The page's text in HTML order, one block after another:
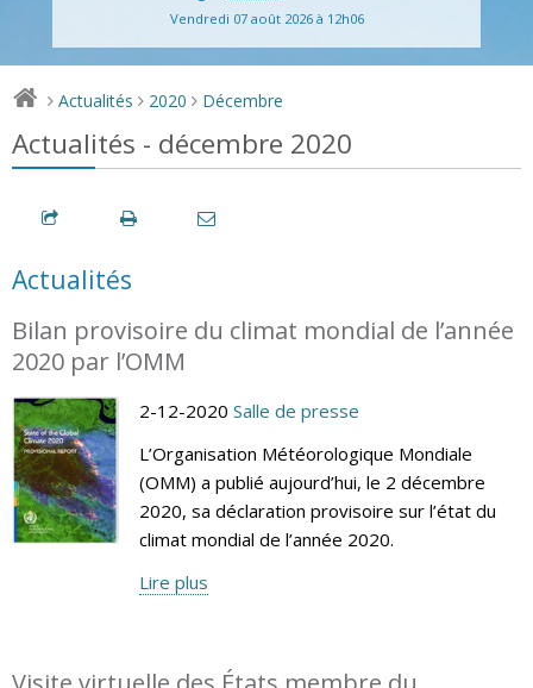
Vendredi 07 août 2026 à 12h06
> Actualités > 2020 > Décembre
Actualités - décembre 2020
Actualités
Bilan provisoire du climat mondial de l’année
2020 par l’OMM
2-12-2020 Salle de presse
L’Organisation Météorologique Mondiale
(OMM) a publié aujourd’hui, le 2 décembre
2020, sa déclaration provisoire sur l’état du
climat mondial de l’année 2020.
Lire plus